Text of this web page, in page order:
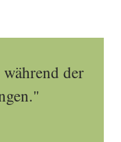
der